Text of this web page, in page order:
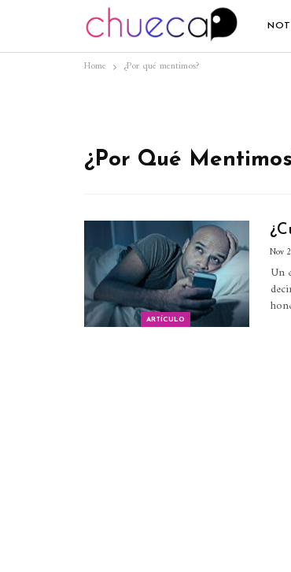
Home ¿Por qué mentimos?
¿Por Qué
ARTÍCULO
Nov
Un